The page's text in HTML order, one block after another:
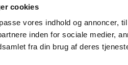
cookies
vores indhold og annoncer,
inden for sociale medier,
fra din brug af deres